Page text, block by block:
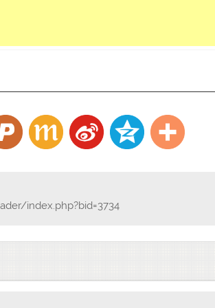
果報，今生是花報。換言之，不但關係來生，也關係
昧」，她是繞佛經行，不坐不躺，四百多天，一天吃
index.php?bid=3734